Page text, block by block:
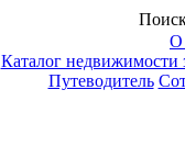
О
Каталог недвижимости
Путеводитель